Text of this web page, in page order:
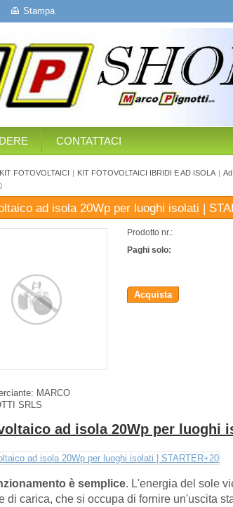
Stampa
CONTATTACI
KIT FOTOVOLTAICI | KIT FOTOVOLTAICI IBRIDI E AD ISOLA |
ad isola 20Wp per luoghi isolati |
MARCO
SRLS
Prodotto nr.:
Paghi solo:
Acquista
ad isola 20Wp per luoghi
è semplice. L'energia del sole
di carica, che si occupa di fornire un'uscita